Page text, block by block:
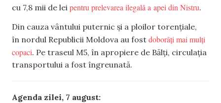
cu 7,8 mii de lei pentru prelevarea ilegală a apei din Nistru.
Din cauza vântului puternic și a ploilor torențiale,
în nordul Republicii Moldova au fost doborâți mai mulți
copaci. Pe traseul M5, în apropiere de Bălți, circulația
transportului a fost îngreunată.
Agenda zilei, 7 august: